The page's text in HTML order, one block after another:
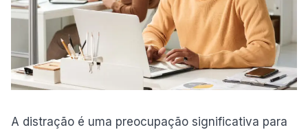
A distração é uma preocupação significativa para